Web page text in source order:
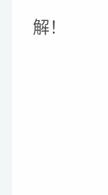
解！